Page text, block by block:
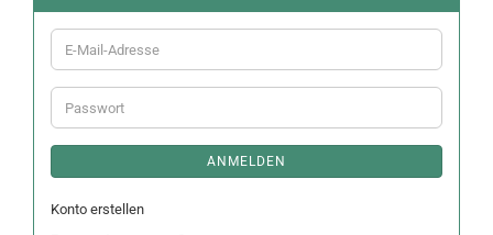
E-
Mail-
Adresse
Passwort
ANMELDEN
Konto erstellen